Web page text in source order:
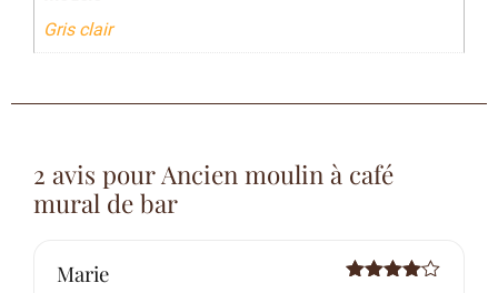
Gris clair
2 avis pour Ancien moulin à café
mural de bar
Marie